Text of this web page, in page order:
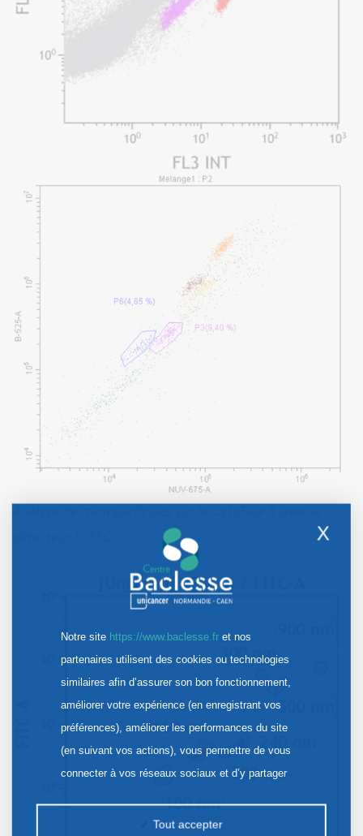
X
Notre site https://www.baclesse.fret nos
partenaires utilisent des cookies ou technologies
similaires afin d’assurer son bon fonctionnement,
améliorer votre expérience (en enregistrant vos
préférences), améliorer les performances du site
(en suivant vos actions), vous permettre de vous
connecter à vos réseaux sociaux et d’y partager
la publicité personnalisée sur notre site ou ceux de
Tout accepter